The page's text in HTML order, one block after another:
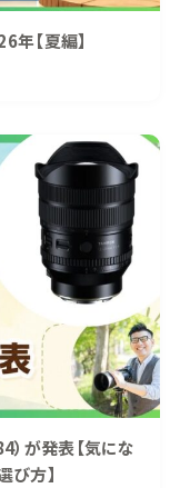
【夏編】
が発表【気にな
方】